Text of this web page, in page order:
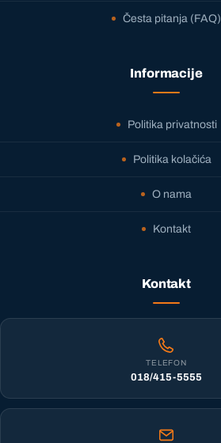
Česta pitanja (FAQ)
Informacije
Politika privatnosti
Politika kolačića
O nama
Kontakt
Kontakt
TELEFON
018/415-5555